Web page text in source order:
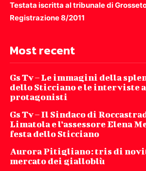
Testata iscritta al tribunale di
Registrazione 8/2011
Most recent
Gs Tv – Le immagini della
dello Sticciano e le interviste
protagonisti
Gs Tv – Il Sindaco di
Limatola e l’assessore Elena
festa dello Sticciano
Aurora Pitigliano: tris di
mercato dei gialloblù